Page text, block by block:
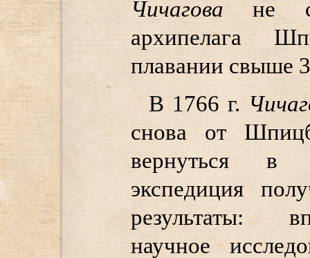
Чичаговане
архипелага
плавании свыше
В 1766 г.
снова от
вернуться в
экспедиция
результаты:
научное